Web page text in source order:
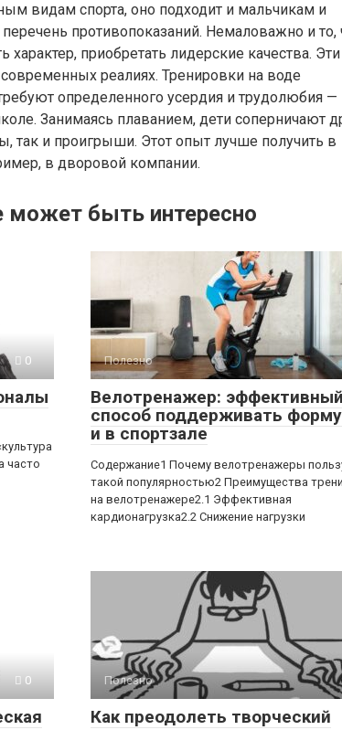
видам спорта, оно подходит и мальчикам и
противопоказаний. Немаловажно и то,
приобретать лидерские качества. Эти
реалиях. Тренировки на воде
определенного усердия и трудолюбия —
Занимаясь плаванием, дети соперничают
так и проигрыши. Этот опыт лучше получить в
в дворовой компании.
может быть интересно
0
часто
Полезно
Велотренажер: эффективный
способ поддерживать
и в спортзале
Содержание1 Почему велотренажеры
такой популярностью2 Преимущества
на велотренажере2.1 Эффективная
кардионагрузка2.2 Снижение нагрузки
0 Полезно
Как преодолеть творческий